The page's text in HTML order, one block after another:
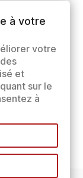
à votre
votre
et
sur le
à